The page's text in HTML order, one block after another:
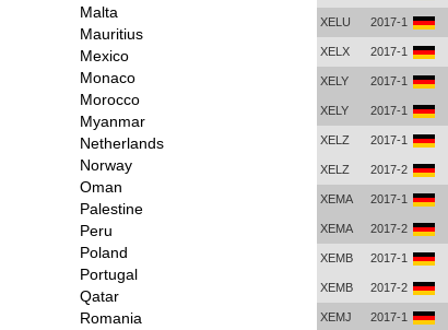
Malta
Mauritius
Mexico
Monaco
Morocco
Myanmar
Netherlands
Norway
Oman
Palestine
Peru
Poland
Portugal
Qatar
Romania
XELU 2017-1
XELX 2017-1
XELY 2017-1
XELY 2017-1
XELZ 2017-1
XELZ 2017-2
XEMA 2017-1
XEMA 2017-2
XEMB 2017-1
XEMB 2017-2
XEMJ 2017-1